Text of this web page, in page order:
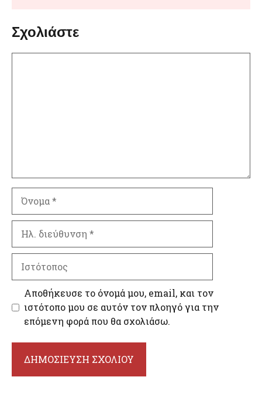
Σχολιάστε
διεύθυνση
Αποθήκευσε το όνομά μου, email, και τον
ιστότοπο μου σε αυτόν τον πλοηγό για την
επόμενη φορά που θα σχολιάσω.